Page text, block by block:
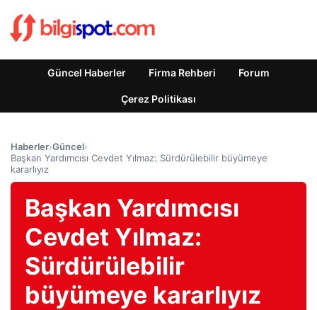
Güncel Haberler Firma Rehberi Forum
Çerez Politikası
Haberler›Güncel›
Başkan Yardımcısı Cevdet Yılmaz: Sürdürülebilir büyümeye
kararlıyız
Başkan Yardımcısı
Cevdet Yılmaz:
Sürdürülebilir
büyümeye kararlıyız